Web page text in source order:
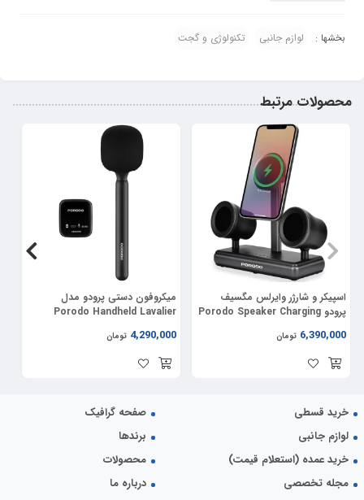
توان آن را با استفاده از آهنربای داخلی به ماساژور متصل کرد.
مناسب نیست.
تسکین درد و تحریک عضلات سفت گردن با تکنولوژی TENS و EMS
بخشها : لوازم جانبی تکنولوژی و گجت
محصولات مرتبط
اسپیکر و شارژر وایرلس مگسیف
پرودو Porodo Speaker Charging
6,390,000 تومان
میکروفون دستی پرودو مدل
Porodo Handheld Lavalier
4,290,000 تومان
خرید قسطی
صفحه گرافیک
لوازم جانبی
برندها
خرید عمده (استعلام قیمت)
محصولات
مجله تخصصی
درباره ما